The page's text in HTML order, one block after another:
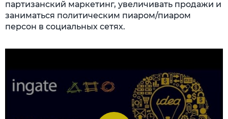
партизанский маркетинг, увеличивать продажи и
заниматься политическим пиаром/пиаром
персон в социальных сетях.